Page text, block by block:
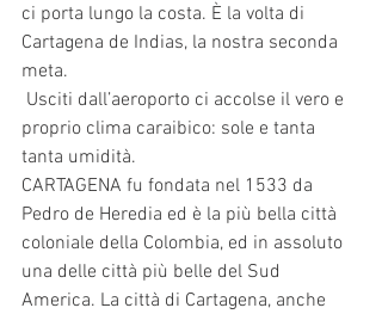
ci porta lungo la costa. È la volta di
Cartagena de Indias, la nostra seconda
meta.
proprio clima caraibico: sole e tanta
tanta umidità.
CARTAGENA fu fondata nel 1533 da
Pedro de Heredia ed è la più bella città
coloniale della Colombia, ed in assoluto
una delle città più belle del Sud
America. La città di Cartagena, anche